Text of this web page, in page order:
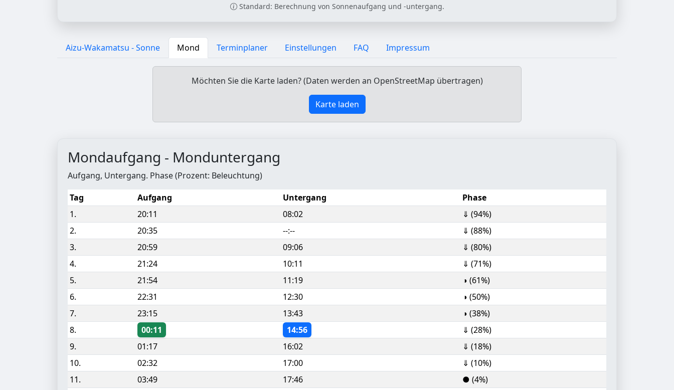
Standard: Berechnung von Sonnenaufgang und -untergang.
Aizu-Wakamatsu - Sonne Mond Terminplaner Einstellungen FAQ Impressum
Möchten Sie die Karte laden? (Daten werden an OpenStreetMap übertragen)
Karte laden
Mondaufgang - Monduntergang
Aufgang, Untergang. Phase (Prozent: Beleuchtung)
Tag
Aufgang Untergang
Phase
1.
20:11 08:02
⇓ (94%)
2.
20:35 --:--
⇓ (88%)
3.
20:59 09:06
⇓ (80%)
4.
21:24 10:11
⇓ (71%)
5.
21:54 11:19
◑ (61%)
6.
22:31 12:30
◑ (50%)
7.
23:15 13:43
◑ (38%)
8.
00:11 14:56
⇓ (28%)
9.
01:17 16:02
⇓ (18%)
10.
02:32 17:00
⇓ (10%)
11.
03:49 17:46
● (4%)